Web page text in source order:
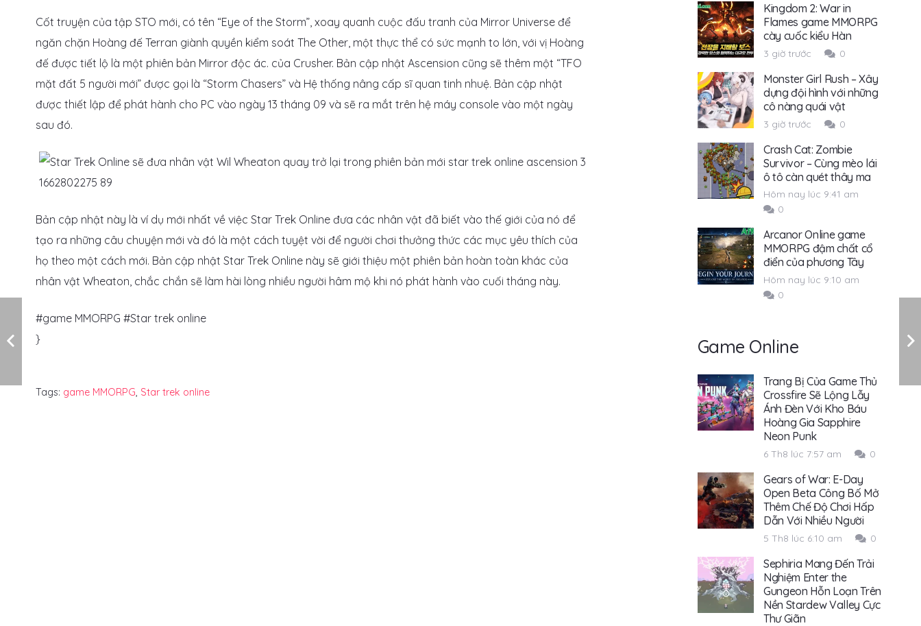
Cốt truyện của tập STO mới, có tên “Eye of the Storm”, xoay quanh cuộc đấu tranh của Mirror Universe để
ngăn chặn Hoàng đế Terran giành quyền kiểm soát The Other, một thực thể có sức mạnh to lớn, với vị Hoàng
đế được tiết lộ là một phiên bản Mirror độc ác. của Crusher. Bản cập nhật Ascension cũng sẽ thêm một “TFO
mặt đất 5 người mới” được gọi là “Storm Chasers” và Hệ thống nâng cấp sĩ quan tinh nhuệ. Bản cập nhật
được thiết lập để phát hành cho PC vào ngày 13 tháng 09 và sẽ ra mắt trên hệ máy console vào một ngày
sau đó.
Bản cập nhật này là ví dụ mới nhất về việc Star Trek Online đưa các nhân vật đã biết vào thế giới của nó để
tạo ra những câu chuyện mới và đó là một cách tuyệt vời để người chơi thưởng thức các mục yêu thích của
họ theo một cách mới. Bản cập nhật Star Trek Online này sẽ giới thiệu một phiên bản hoàn toàn khác của
nhân vật Wheaton, chắc chắn sẽ làm hài lòng nhiều người hâm mộ khi nó phát hành vào cuối tháng này.
#game MMORPG #Star trek online
}
Tags: game MMORPG, Star trek online
Kingdom 2: War in
Flames game MMORPG
cày cuốc kiểu Hàn
3 giờ trước 0
Monster Girl Rush – Xây
dựng đội hình với những
cô nàng quái vật
3 giờ trước 0
Crash Cat: Zombie
Survivor – Cùng mèo lái
ô tô càn quét thây ma
Hôm nay lúc 9:41 am
0
Arcanor Online game
MMORPG đậm chất cổ
điển của phương Tây
Hôm nay lúc 9:10 am
0
Game Online
Trang Bị Của Game Thủ
Crossfire Sẽ Lộng Lẫy
Ánh Đèn Với Kho Báu
Hoàng Gia Sapphire
Neon Punk
6 Th8 lúc 7:57 am 0
Gears of War: E-Day
Open Beta Công Bố Mở
Thêm Chế Độ Chơi Hấp
Dẫn Với Nhiều Người
5 Th8 lúc 6:10 am 0
Sephiria Mang Đến Trải
Nghiệm Enter the
Gungeon Hỗn Loạn Trên
Nền Stardew Valley Cực
Thư Giãn